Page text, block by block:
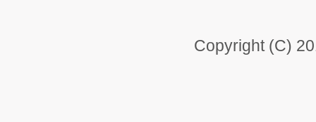
Copyright (C)